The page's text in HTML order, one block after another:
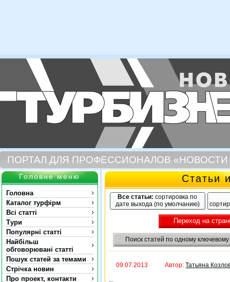
ПОРТАЛ ДЛЯ ПРОФЕССИОНАЛОВ «НОВОСТИ
Головне меню
Головна
Каталог турфірм
Всі статті
Тури
Популярні статті
Найбільш
обговорювані статті
Пошук статей за темами
Стрічка новин
Про проект, контакти
Статьи
Все статьи: сортировка по
дате выхода (по умолчанию)
Переход на
Поиск статей по одному ключевому
09.07.2013 Автор: Татьяна